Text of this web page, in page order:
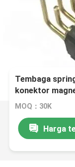
Tembaga
konektor
MOQ：30K
Harga